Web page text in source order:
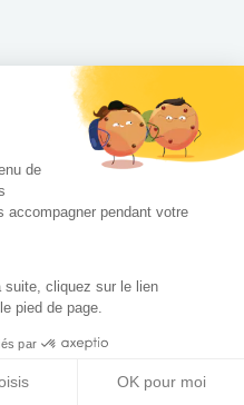
de
accompagner pendant votre
suite, cliquez sur le lien
pied de page.
par
OK pour moi
à votre
!